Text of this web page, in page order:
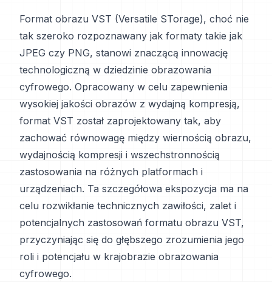
Format obrazu VST (Versatile STorage), choć nie
tak szeroko rozpoznawany jak formaty takie jak
JPEG czy PNG, stanowi znaczącą innowację
technologiczną w dziedzinie obrazowania
cyfrowego. Opracowany w celu zapewnienia
wysokiej jakości obrazów z wydajną kompresją,
format VST został zaprojektowany tak, aby
zachować równowagę między wiernością obrazu,
wydajnością kompresji i wszechstronnością
zastosowania na różnych platformach i
urządzeniach. Ta szczegółowa ekspozycja ma na
celu rozwikłanie technicznych zawiłości, zalet i
potencjalnych zastosowań formatu obrazu VST,
przyczyniając się do głębszego zrozumienia jego
roli i potencjału w krajobrazie obrazowania
cyfrowego.